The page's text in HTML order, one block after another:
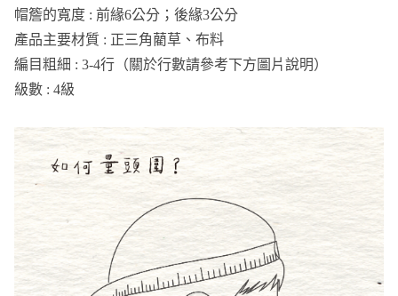
帽簷的寬度 : 前緣6公分；後緣3公分
產品主要材質 : 正三角藺草、布料
編目粗細 : 3-4行（關於行數請參考下方圖片說明）
級數 : 4級